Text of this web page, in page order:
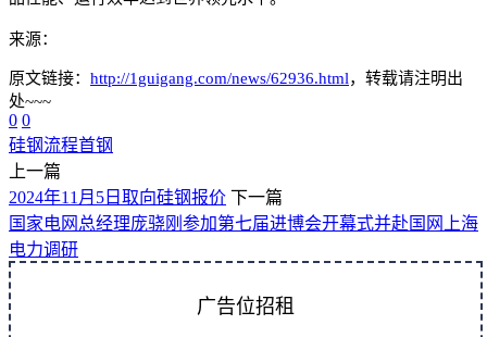
来源：
原文链接： http://1guigang.com/news/62936.html，转载请注明出
处~~~
0 0
硅钢流程首钢
上一篇
2024年11月5日取向硅钢报价 下一篇
国家电网总经理庞骁刚参加第七届进博会开幕式并赴国网上海
电力调研
广告位招租